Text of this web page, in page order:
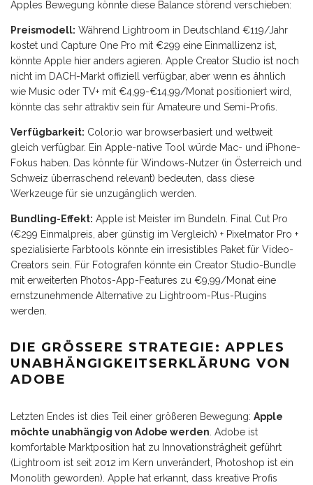
Apples Bewegung könnte diese Balance störend verschieben:
Preismodell: Während Lightroom in Deutschland €119/Jahr
kostet und Capture One Pro mit €299 eine Einmallizenz ist,
könnte Apple hier anders agieren. Apple Creator Studio ist noch
nicht im DACH-Markt offiziell verfügbar, aber wenn es ähnlich
wie Music oder TV+ mit €4,99-€14,99/Monat positioniert wird,
könnte das sehr attraktiv sein für Amateure und Semi-Profis.
Verfügbarkeit: Color.io war browserbasiert und weltweit
gleich verfügbar. Ein Apple-native Tool würde Mac- und iPhone-
Fokus haben. Das könnte für Windows-Nutzer (in Österreich und
Schweiz überraschend relevant) bedeuten, dass diese
Werkzeuge für sie unzugänglich werden.
Bundling-Effekt: Apple ist Meister im Bundeln. Final Cut Pro
(€299 Einmalpreis, aber günstig im Vergleich) + Pixelmator Pro +
spezialisierte Farbtools könnte ein irresistibles Paket für Video-
Creators sein. Für Fotografen könnte ein Creator Studio-Bundle
mit erweiterten Photos-App-Features zu €9,99/Monat eine
ernstzunehmende Alternative zu Lightroom-Plus-Plugins
werden.
DIE GRÖSSERE STRATEGIE: APPLES U
NABHÄNGIGKEITSERKLÄRUNG VON A
DOBE
Letzten Endes ist dies Teil einer größeren Bewegung: Apple
möchte unabhängig von Adobe werden. Adobe ist
komfortable Marktposition hat zu Innovationsträgheit geführt
(Lightroom ist seit 2012 im Kern unverändert, Photoshop ist ein
Monolith geworden). Apple hat erkannt, dass kreative Profis